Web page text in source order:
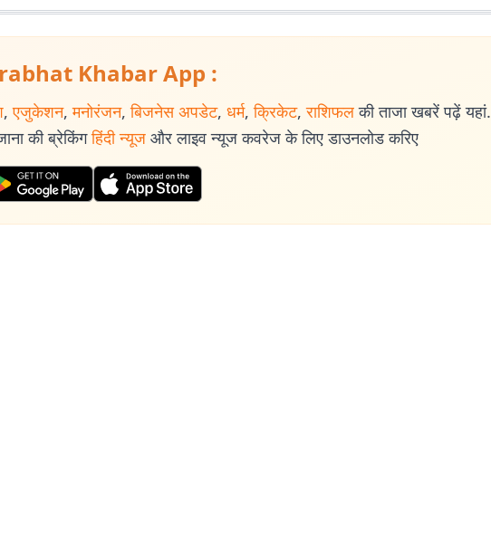
Khabar App :
, एजुकेशन, मनोरंजन, बिजनेस अपडेट, धर्म, क्रिकेट, राशिफल की ताजा खबरें पढ़ें यहां.
की ब्रेकिंग हिंदी न्यूज और लाइव न्यूज कवरेज के लिए डाउनलोड करिए